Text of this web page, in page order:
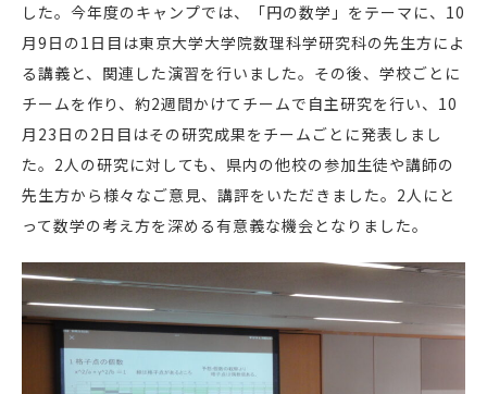
した。今年度のキャンプでは、「円の数学」をテーマに、10
月9日の1日目は東京大学大学院数理科学研究科の先生方によ
る講義と、関連した演習を行いました。その後、学校ごとに
チームを作り、約2週間かけてチームで自主研究を行い、10
月23日の2日目はその研究成果をチームごとに発表しまし
た。2人の研究に対しても、県内の他校の参加生徒や講師の
先生方から様々なご意見、講評をいただきました。2人にと
って数学の考え方を深める有意義な機会となりました。